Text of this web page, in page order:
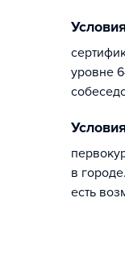
уровне
в городе.
есть